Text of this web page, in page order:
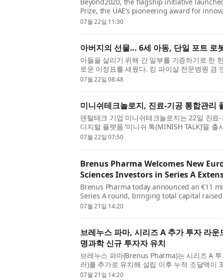
Beyond2020, the flagship initiative
Prize, the UAE’s pioneering award for
challenges, today announced the
07월 22일 11:30
아버지의 선물… 6세 아동, 단일 포트 로
아들을 살리기 위해 간 일부를 기증하기로 한
로운 이정표를 세웠다. 킹 파이살 전문병원 겸
스템(single-port robotic system)을 이용한 세
07월 22일 08:48
미니쉬테크놀로지, 진료-기공 통합관리
덴탈테크 기업 미니쉬테크놀로지는 22일 진
디지털 플랫폼 ‘미니쉬 톡(MINISH TALK)’을
화된 치과 진료 정보와 기공 제작 데이터를 하
07월 22일 07:50
Brenus Pharma Welcomes New
Sciences Investors in Series A
Brenus Pharma today announced an €11
Series A round, bringing total capital
($43.5M). This funding reflects strong
07월 21일 14:20
브레누스 파마, 시리즈 A 추가 투자 라
명과학 신규 투자자 유치
브레누스 파마(Brenus Pharma)는 시리즈 A
러)를 추가로 유치해 설립 이후 누적 조달액이
발표했다. 이번 자금 조달은 임상, 규제 및 사
07월 21일 14:20